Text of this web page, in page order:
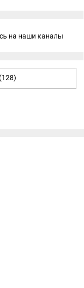
на наши каналы
(128)